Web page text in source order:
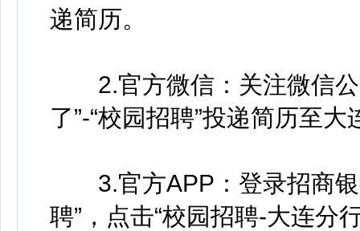
递简历。
2.官方微信：关注微信公
了”-“校园招聘”投递简历至大
3.官方APP：登录招商银
聘”，点击“校园招聘-大连分